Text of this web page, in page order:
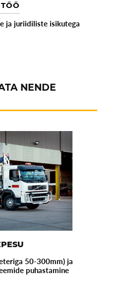
ja juriidiliste isikutega
NENDE
50-300mm) ja
puhastamine